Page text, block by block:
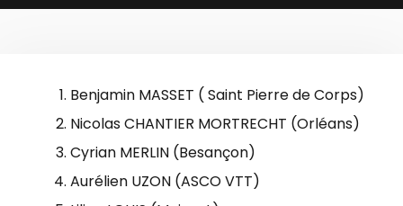
Benjamin MASSET ( Saint Pierre de Corps)
Nicolas CHANTIER MORTRECHT (Orléans)
Cyrian MERLIN (Besançon)
Aurélien UZON (ASCO VTT)